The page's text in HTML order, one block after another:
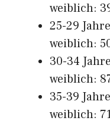
weiblich:
25-29
weiblich:
30-34
weiblich:
35-39
weiblich: